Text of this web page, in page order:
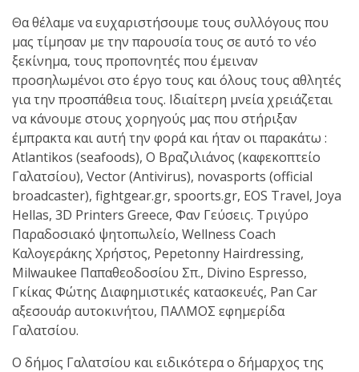
Θα θέλαμε να ευχαριστήσουμε τους συλλόγους που
μας τίμησαν με την παρουσία τους σε αυτό το νέο
ξεκίνημα, τους προπονητές που έμειναν
προσηλωμένοι στο έργο τους και όλους τους αθλητές
για την προσπάθεια τους. Ιδιαίτερη μνεία χρειάζεται
να κάνουμε στους χορηγούς μας που στήριξαν
έμπρακτα και αυτή την φορά και ήταν οι παρακάτω :
Atlantikos (seafoods), Ο Βραζιλιάνος (καφεκοπτείο
Γαλατσίου), Vector (Antivirus), novasports (official
broadcaster), fightgear.gr, spoorts.gr, EOS Travel, Joya
Hellas, 3D Printers Greece, Φαν Γεύσεις. Τριγύρο
Παραδοσιακό ψητοπωλείο, Wellness Coach
Καλογεράκης Χρήστος, Pepetonny Hairdressing,
Milwaukee Παπαθεοδοσίου Σπ., Divino Espresso,
Γκίκας Φώτης Διαφημιστικές κατασκευές, Pan Car
αξεσουάρ αυτοκινήτου, ΠΑΛΜΟΣ εφημερίδα
Γαλατσίου.
Ο δήμος Γαλατσίου και ειδικότερα ο δήμαρχος της